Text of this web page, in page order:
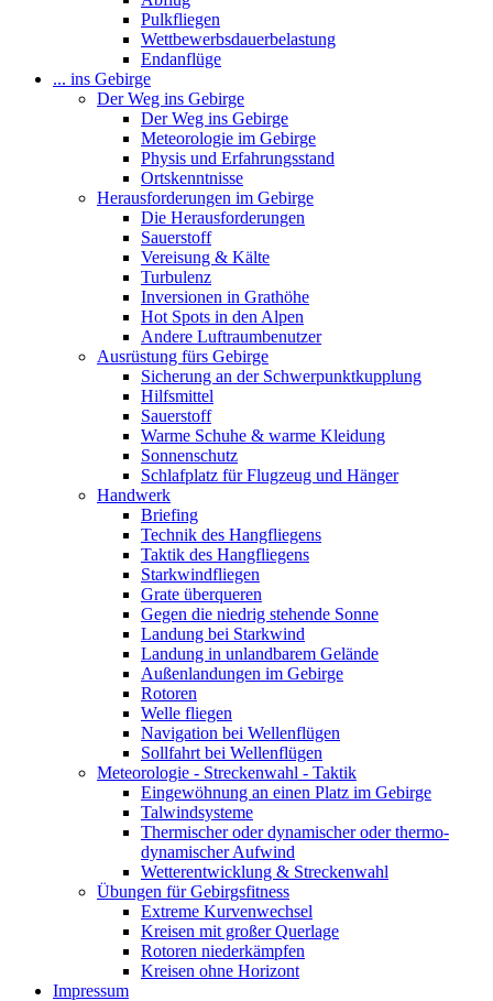
Pulkfliegen
Wettbewerbsdauerbelastung
Endanflüge
... ins Gebirge
Der Weg ins Gebirge
Der Weg ins Gebirge
Meteorologie im Gebirge
Physis und Erfahrungsstand
Ortskenntnisse
Herausforderungen im Gebirge
Die Herausforderungen
Sauerstoff
Vereisung & Kälte
Turbulenz
Inversionen in Grathöhe
Hot Spots in den Alpen
Andere Luftraumbenutzer
Ausrüstung fürs Gebirge
Sicherung an der Schwerpunktkupplung
Hilfsmittel
Sauerstoff
Warme Schuhe & warme Kleidung
Sonnenschutz
Schlafplatz für Flugzeug und Hänger
Handwerk
Briefing
Technik des Hangfliegens
Taktik des Hangfliegens
Starkwindfliegen
Grate überqueren
Gegen die niedrig stehende Sonne
Landung bei Starkwind
Landung in unlandbarem Gelände
Außenlandungen im Gebirge
Rotoren
Welle fliegen
Navigation bei Wellenflügen
Sollfahrt bei Wellenflügen
Meteorologie - Streckenwahl - Taktik
Eingewöhnung an einen Platz im Gebirge
Talwindsysteme
Thermischer oder dynamischer oder thermo-
dynamischer Aufwind
Wetterentwicklung & Streckenwahl
Übungen für Gebirgsfitness
Extreme Kurvenwechsel
Kreisen mit großer Querlage
Rotoren niederkämpfen
Kreisen ohne Horizont
Impressum